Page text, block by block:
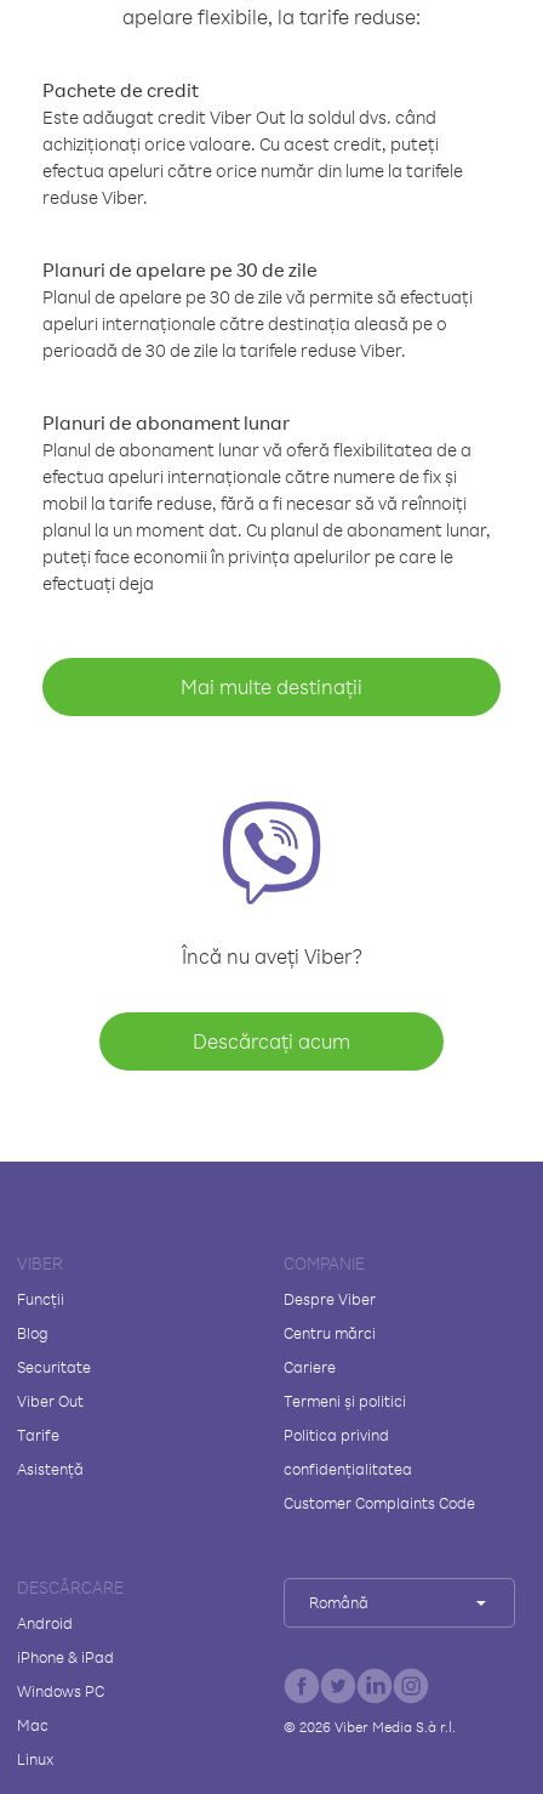
apelare flexibile, la tarife reduse:
Pachete de credit
Este adăugat credit Viber Out la soldul dvs. când
achiziționați orice valoare. Cu acest credit, puteți
efectua apeluri către orice număr din lume la tarifele
reduse Viber.
Planuri de apelare pe 30 de zile
Planul de apelare pe 30 de zile vă permite să efectuați
apeluri internaționale către destinația aleasă pe o
perioadă de 30 de zile la tarifele reduse Viber.
Planuri de abonament lunar
Planul de abonament lunar vă oferă flexibilitatea de a
efectua apeluri internaționale către numere de fix și
mobil la tarife reduse, fără a fi necesar să vă reînnoiți
planul la un moment dat. Cu planul de abonament lunar,
puteți face economii în privința apelurilor pe care le
efectuați deja
Mai multe destinații
Încă nu aveți Viber?
Descărcați acum
VIBER
Funcții
Blog
Securitate
Viber Out
Tarife
Asistență
COMPANIE
Despre Viber
Centru mărci
Cariere
Termeni și politici
Politica privind
confidențialitatea
Customer Complaints Code
DESCĂRCARE
Android
iPhone & iPad
Windows PC
Mac
Linux
Română
© 2026Viber Media S.à r.l.